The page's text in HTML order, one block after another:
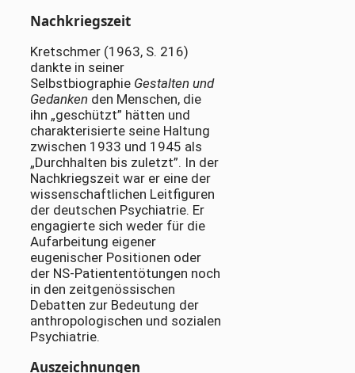
Nachkriegszeit
Kretschmer (1963, S. 216)
dankte in seiner
Selbstbiographie Gestalten und
Gedanken den Menschen, die
ihn „geschützt” hätten und
charakterisierte seine Haltung
zwischen 1933 und 1945 als
„Durchhalten bis zuletzt”. In der
Nachkriegszeit war er eine der
wissenschaftlichen Leitfiguren
der deutschen Psychiatrie. Er
engagierte sich weder für die
Aufarbeitung eigener
eugenischer Positionen oder
der NS-Patiententötungen noch
in den zeitgenössischen
Debatten zur Bedeutung der
anthropologischen und sozialen
Psychiatrie.
Auszeichnungen